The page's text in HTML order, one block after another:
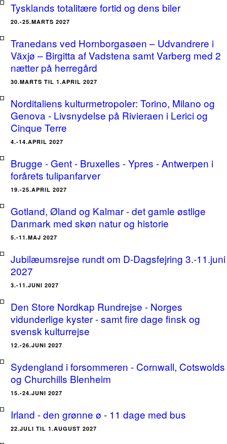
Tysklands totalitære fortid og dens biler
20.-25.MARTS 2027
Tranedans ved Hornborgasøen – Udvandrere i
Växjø – Birgitta af Vadstena samt Varberg med 2
nætter på herregård
30.MARTS TIL 1.APRIL 2027
Norditaliens kulturmetropoler: Torino, Milano og
Genova - Livsnydelse på Rivieraen i Lerici og
Cinque Terre
4.-14.APRIL 2027
Brugge - Gent - Bruxelles - Ypres - Antwerpen i
forårets tulipanfarver
19.-25.APRIL 2027
Gotland, Øland og Kalmar - det gamle østlige
Danmark med skøn natur og historie
5.-11.MAJ 2027
Jubilæumsrejse rundt om D-Dagsfejring 3.-11.juni
2027
3.-11.JUNI 2027
Den Store Nordkap Rundrejse - Norges
vidunderlige kyster - samt fire dage finsk og
svensk kulturrejse
12.-26.JUNI 2027
Sydengland i forsommeren - Cornwall, Cotswolds
og Churchills Blenheim
15.-24.JUNI 2027
Irland - den grønne ø - 11 dage med bus
22.JULI TIL 1.AUGUST 2027